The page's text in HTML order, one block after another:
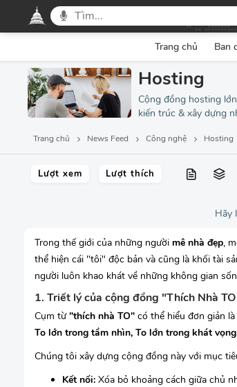
Trang chủ Ban
Hosting
Cộng đồng hosting
kiến trúc & xây dựng
Trang chủ News Feed Công nghệ Hosting
Lượt xem Lượt thích
Hãy
Trong thế giới của những người mê nhà đẹp,
thể hiện cái "tôi" độc bản và cũng là khối tài
người luôn khao khát về những không gian
1. Triết lý của cộng đồng "Thích Nhà
Cụm từ"thích nhà TO" có thể hiểu đơn giản
To lớn trong tầm nhìn, To lớn trong khát
Chúng tôi xây dựng cộng đồng này với mục
Kết nối: Xóa bỏ khoảng cách giữa chủ